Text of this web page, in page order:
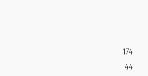
174
44